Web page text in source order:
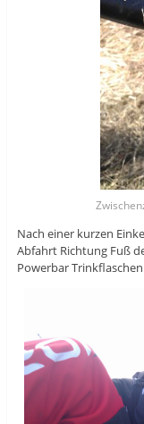
Nach einer kurzen
Abfahrt Richtung Fuß
Powerbar